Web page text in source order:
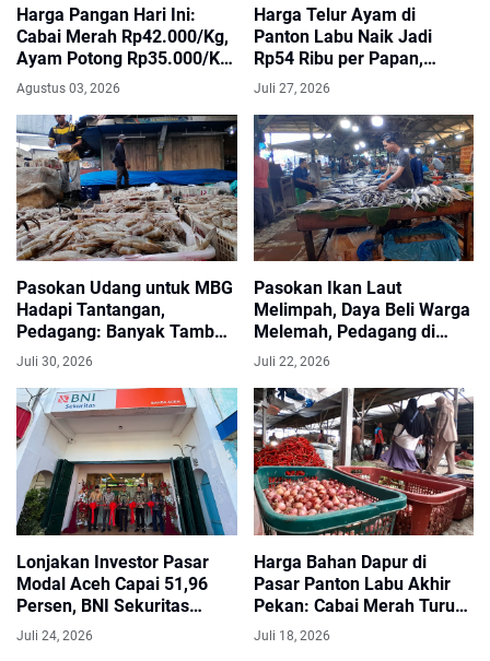
Harga Pangan Hari Ini:
Cabai Merah Rp42.000/Kg,
Ayam Potong Rp35.000/Kg,
Bawang Merah Gayo
Rp25.000/Kg
Agustus 03, 2026
Harga Telur Ayam di
Panton Labu Naik Jadi
Rp54 Ribu per Papan,
Pelaku UMKM Keluhkan
Biaya Produksi
Juli 27, 2026
Pasokan Udang untuk MBG
Hadapi Tantangan,
Pedagang: Banyak Tambak
Rusak Pascabanjir
Juli 30, 2026
Pasokan Ikan Laut
Melimpah, Daya Beli Warga
Melemah, Pedagang di
Panton Labu Keluhkan
Juli 22, 2026
Lonjakan Investor Pasar
Modal Aceh Capai 51,96
Persen, BNI Sekuritas
Perkuat Edukasi dan
Layanan Investasi
Juli 24, 2026
Harga Bahan Dapur di
Pasar Panton Labu Akhir
Pekan: Cabai Merah Turun
Drastis, Cabai Rawit dan
Bawang Naik
Juli 18, 2026